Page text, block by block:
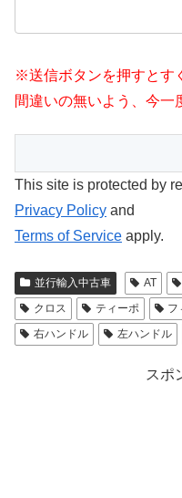
※送信ボタンを押すとす
間違いの無いよう、今一
This site is protected by
Privacy Policy and
Terms of Service apply.
並行輸入中古車 AT
クロス
ティーポ フ
右ハンドル
左ハンドル
スポ